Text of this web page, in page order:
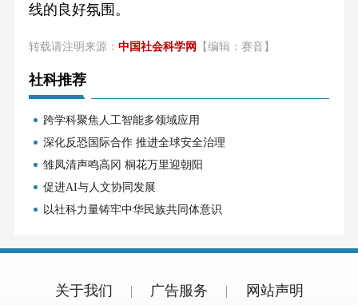
线的良好氛围。
转载请注明来源： 中国社会科学网 【编辑：赛音】
社科推荐
跨学科聚焦人工智能多领域应用
深化反恐国际合作 推进全球安全治理
雏凤清声鸣高冈 桐花万里迎朝阳
促进AI与人文协同发展
以社科力量铸牢中华民族共同体意识
关于我们 广告服务
网站声明